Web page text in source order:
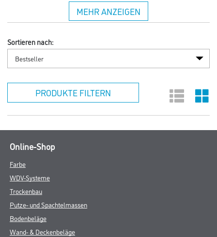
MEHR ANZEIGEN
Sortieren nach:
PRODUKTE FILTERN
Online-Shop
Farbe
WDV-Systeme
Trockenbau
Putze- und Spachtelmassen
Bodenbeläge
Wand- & Deckenbeläge